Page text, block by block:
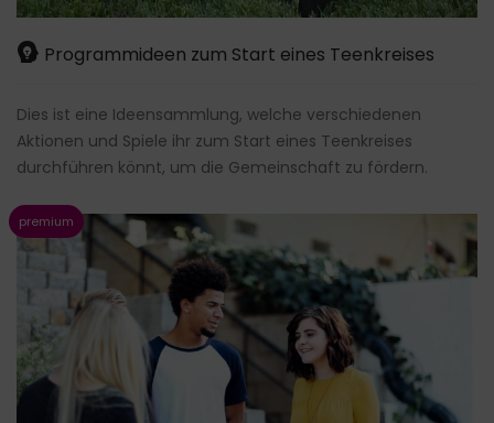
Programmideen zum Start eines Teenkreises
Dies ist eine Ideensammlung, welche verschiedenen
Aktionen und Spiele ihr zum Start eines Teenkreises
durchführen könnt, um die Gemeinschaft zu fördern.